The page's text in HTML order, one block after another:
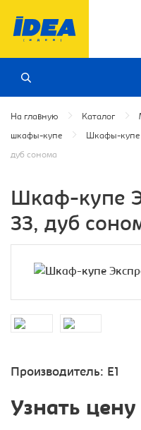
На главную Каталог
шкафы-купе Шкафы-купе
дуб сонома
Шкаф-купе
ЗЗ, дуб
Производитель: E1
Узнать цену